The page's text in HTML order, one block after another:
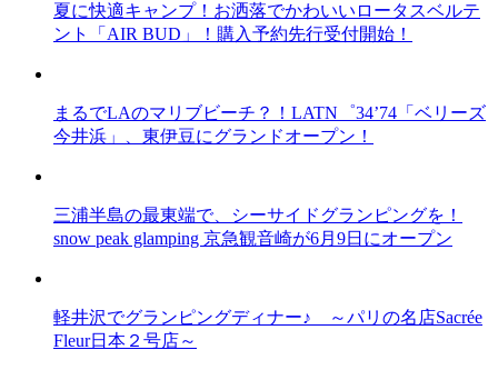
夏に快適キャンプ！お洒落でかわいいロータスベルテ
ント「AIR BUD」！購入予約先行受付開始！
まるでLAのマリブビーチ？！LATN゜34’74「ベリーズ
今井浜」、東伊豆にグランドオープン！
三浦半島の最東端で、シーサイドグランピングを！
snow peak glamping 京急観音崎が6月9日にオープン
軽井沢でグランピングディナー♪ ～パリの名店Sacrée
Fleur日本２号店～